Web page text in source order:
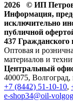
2026 © ИП
Информация,
исключительно
публичной
437 Гражданского
Оптовая и
материалов и
Центральный
400075,
+7 (8442) 51-10-10,
e-shop34@oil-